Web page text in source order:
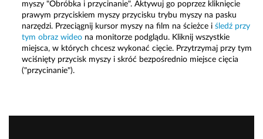
myszy "Obróbka i przycinanie". Aktywuj go poprzez kliknięcie
prawym przyciskiem myszy przycisku trybu myszy na pasku
narzędzi. Przeciągnij kursor myszy na film na ścieżce i śledź przy
tym obraz wideona monitorze podglądu. Kliknij wszystkie
miejsca, w których chcesz wykonać cięcie. Przytrzymaj przy tym
wciśnięty przycisk myszy i skróć bezpośrednio miejsce cięcia
("przycinanie").